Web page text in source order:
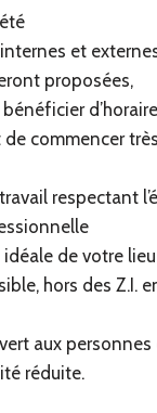
et
proposées,
commencer
respectant
de votre
hors des Z.I.
aux
réduite.